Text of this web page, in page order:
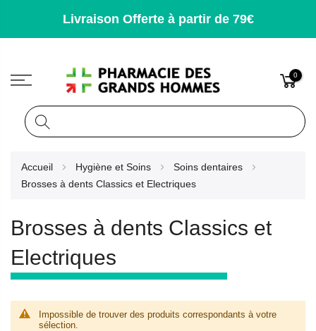
Livraison Offerte à partir de 79€
0
Accueil Hygiène et Soins
Soins dentaires
Brosses à dents Classics et Electriques
Brosses à dents Classics et
Electriques
Impossible de trouver des produits correspondants à votre
sélection.